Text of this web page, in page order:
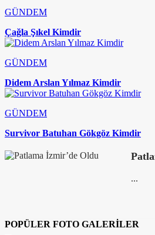
GÜNDEM
Çağla Şıkel Kimdir
GÜNDEM
Didem Arslan Yılmaz Kimdir
GÜNDEM
Survivor Batuhan Gökgöz Kimdir
...
POPÜLER FOTO GALERİLER